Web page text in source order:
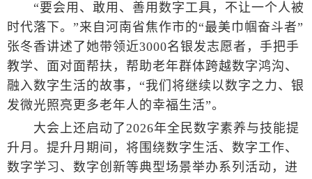
“要会用、敢用、善用数字工具，不让一个人被
时代落下。”来自河南省焦作市的“最美巾帼奋斗者”
张冬香讲述了她带领近3000名银发志愿者，手把手
教学、面对面帮扶，帮助老年群体跨越数字鸿沟、
融入数字生活的故事，“我们将继续以数字之力、银
发微光照亮更多老年人的幸福生活”。
大会上还启动了2026年全民数字素养与技能提
升月。提升月期间，将围绕数字生活、数字工作、
数字学习、数字创新等典型场景举办系列活动，进